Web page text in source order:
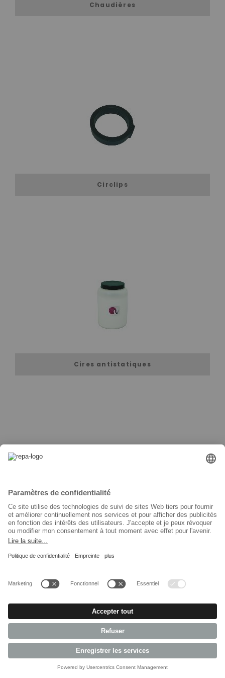
Chaudières
Circlips
Cires antistatiques